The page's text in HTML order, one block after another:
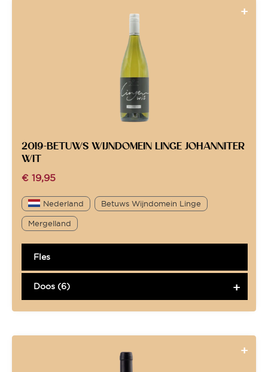
2019-BETUWS WIJNDOMEIN LINGE JOHANNITER
WIT
€ 19,95
Nederland Betuws Wijndomein Linge
Mergelland
Fles
Doos (6)